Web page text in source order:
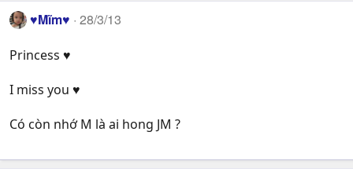
a
c
i
n
:
♥Mĩm♥ 28/3/13
Princess ♥
I miss you ♥
Có còn nhớ M là ai hong JM ?